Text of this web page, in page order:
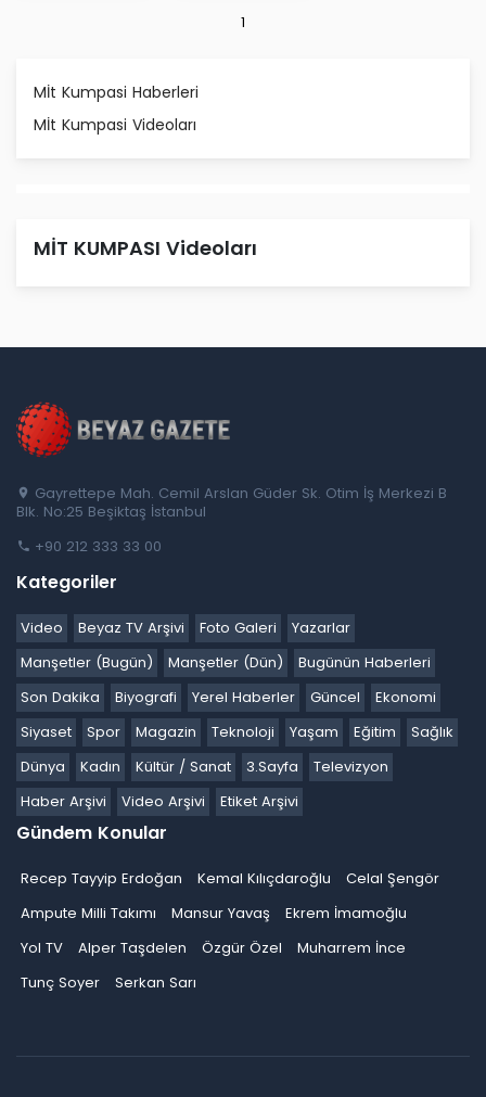
1
Mİt Kumpasi Haberleri
Mİt Kumpasi Videoları
MİT KUMPASI Videoları
Gayrettepe Mah. Cemil Arslan Güder Sk. Otim İş Merkezi B
Blk. No:25 Beşiktaş İstanbul
+90 212 333 33 00
Kategoriler
Video Beyaz TV Arşivi Foto Galeri
Yazarlar
Manşetler (Bugün)
Manşetler (Dün)
Bugünün Haberleri
Son Dakika
Biyografi Yerel Haberler Güncel
Ekonomi
Siyaset
Spor Magazin Teknoloji Yaşam Eğitim
Sağlık
Dünya
Kadın Kültür / Sanat 3.Sayfa
Televizyon
Haber Arşivi
Video Arşivi Etiket Arşivi
Gündem Konular
Recep Tayyip Erdoğan Kemal Kılıçdaroğlu
Celal Şengör
Ampute Milli Takımı
Mansur Yavaş
Ekrem İmamoğlu
Yol TV
Alper Taşdelen Özgür Özel
Muharrem İnce
Tunç Soyer
Serkan Sarı